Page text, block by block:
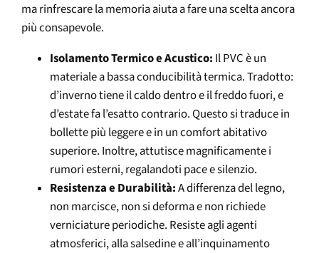
ma rinfrescare la memoria aiuta a fare una scelta ancora
più consapevole.
Isolamento Termico e Acustico: Il PVC è un
materiale a bassa conducibilità termica. Tradotto:
d’inverno tiene il caldo dentro e il freddo fuori, e
d’estate fa l’esatto contrario. Questo si traduce in
bollette più leggere e in un comfort abitativo
superiore. Inoltre, attutisce magnificamente i
rumori esterni, regalandoti pace e silenzio.
Resistenza e Durabilità:A differenza del legno,
non marcisce, non si deforma e non richiede
verniciature periodiche. Resiste agli agenti
atmosferici, alla salsedine e all’inquinamento